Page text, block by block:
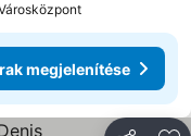
megjelenítése